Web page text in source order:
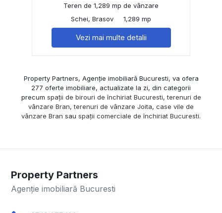
Teren de 1,289 mp de vânzare
Schei, Brasov
1,289 mp
Vezi mai multe detalii
Property Partners, Agenție imobiliară Bucuresti, va ofera
277 oferte imobiliare, actualizate la zi, din categorii
precum spații de birouri de închiriat Bucuresti,terenuri de
vânzare Bran,terenuri de vânzare Joita, case vile de
vânzare Bran sau spații comerciale de închiriat Bucuresti.
Property Partners
Agenție imobiliară Bucuresti